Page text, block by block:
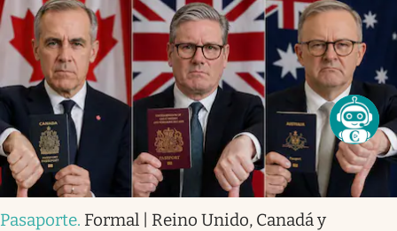
Pasaporte. Formal | Reino Unido, Canadá y